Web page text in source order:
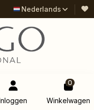
Nederlands
Inloggen
0
Winkelwagen